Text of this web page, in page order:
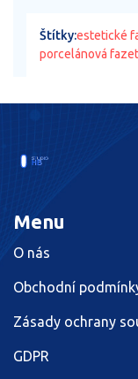
Štítky:estetické
porcelánová
Menu
O nás
Obchodní
Zásady ochrany
GDPR